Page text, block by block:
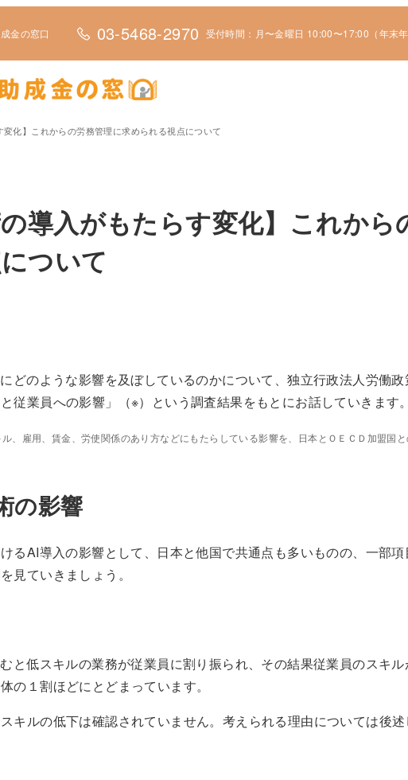
金の窓口 03-5468-2970 受付時間：月〜金曜日 10:00〜17:00（年末年
変化】これからの労務管理に求められる視点について
導入がもたらす変化】これから
ついて
どのような影響を及ぼしているのかについて、独立行政法人労働
従業員への影響」（※）という調査結果をもとにお話していきます。
、雇用、賃金、労使関係のあり方などにもたらしている影響を、日本とＯＥＣＤ加盟国
の影響
るAI導入の影響として、日本と他国で共通点も多いものの、一部項
見ていきましょう。
と低スキルの業務が従業員に割り振られ、その結果従業員のスキ
の１割ほどにとどまっています。
キルの低下は確認されていません。考えられる理由については後述